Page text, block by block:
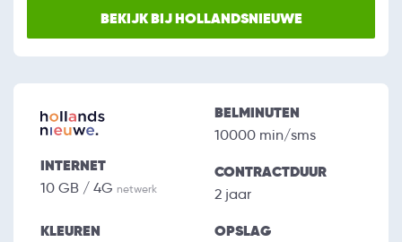
BEKIJK BIJ HOLLANDSNIEUWE
INTERNET
10 GB / 4G netwerk
BELMINUTEN
10000 min/sms
CONTRACTDUUR
2 jaar
KLEUREN OPSLAG